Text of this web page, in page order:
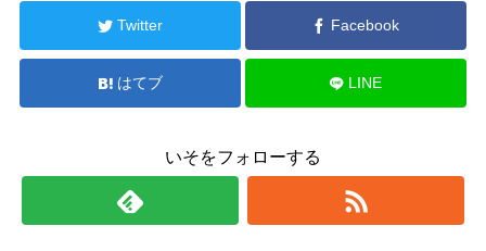
Twitter Facebook
はてブ LINE
いそをフォローする